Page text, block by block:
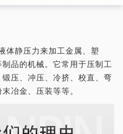
体静压力来加工金属、塑
品的机械。它常用于压制工
压、冲压、冷挤、校直、弯
冶金、压装等等。